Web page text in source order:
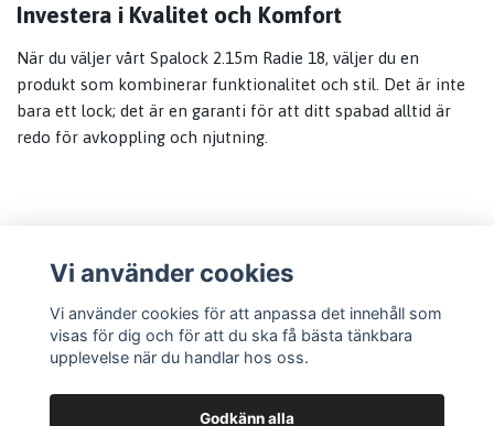
Investera i Kvalitet och Komfort
När du väljer vårt Spalock 2.15m Radie 18, väljer du en
produkt som kombinerar funktionalitet och stil. Det är inte
bara ett lock; det är en garanti för att ditt spabad alltid är
redo för avkoppling och njutning.
Läs mer
Information
Vi använder cookies
Vi använder cookies för att anpassa det innehåll som
visas för dig och för att du ska få bästa tänkbara
upplevelse när du handlar hos oss.
Godkänn alla